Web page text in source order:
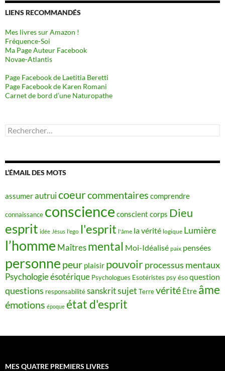
LIENS RECOMMANDÉS
Mes livres sur Amazon !
Fréquence-Soi
Ma Page Auteur Facebook
Novae-Atlantis
Page Facebook de Laetitia Beretti
Page Facebook de Karen Romani
Carnet de bord d’une Naturopathe
Rechercher :
L’ÉMAIL DES MOTS
assumerautruicoeurcommentaires comprendre
connaissance conscience conscient corps Dieu
esprit idée Jésus l'ego l'esprit l'âme la vérité logique Lumière
l’homme Maîtres mental Moi-Idéalisé paix pensées
personne peur plaisir pouvoirprocessus mentaux
Psychologie ésotérique Psychologues Esotéristes psy ésoquestion
questions responsabilitésanskritsujet Terrevérité Être âme
émotions époque état d'esprit
MES QUATRE PREMIERS LIVRES